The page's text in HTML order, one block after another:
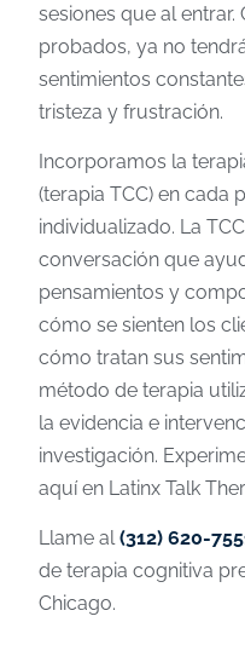
sesiones que al
probados, ya no
sentimientos
tristeza y frustración.
Incorporamos la
(terapia TCC) en cada
individualizado. La
conversación que
pensamientos y
cómo se sienten los
cómo tratan sus
método de terapia
la evidencia e
investigación.
aquí en Latinx Talk
Llame al(312) 620-
de terapia cognitiva
Chicago.